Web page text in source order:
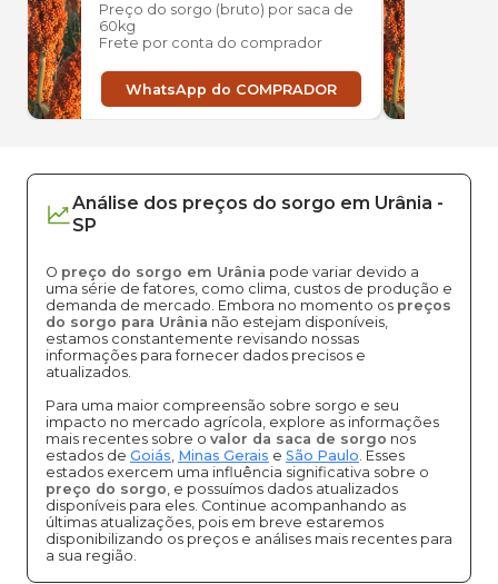
Preço do sorgo (bruto) por saca de
60kg
Frete por conta do comprador
WhatsApp do COMPRADOR
Análise dos preços do sorgo em Urânia -
SP
O preço do sorgo em Urânia pode variar devido a
uma série de fatores, como clima, custos de produção e
demanda de mercado. Embora no momento os preços
do sorgo para Urânia não estejam disponíveis,
estamos constantemente revisando nossas
informações para fornecer dados precisos e
atualizados.
Para uma maior compreensão sobre sorgo e seu
impacto no mercado agrícola, explore as informações
mais recentes sobre o valor da saca de sorgo nos
estados de Goiás, Minas Gerais e São Paulo. Esses
estados exercem uma influência significativa sobre o
preço do sorgo, e possuímos dados atualizados
disponíveis para eles. Continue acompanhando as
últimas atualizações, pois em breve estaremos
disponibilizando os preços e análises mais recentes para
a sua região.